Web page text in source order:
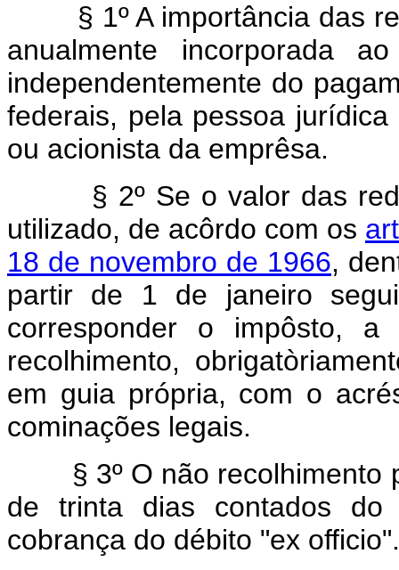
§ 1º A importância das
anualmente incorporada
independentemente do
federais, pela pessoa
ou acionista da emprêsa.
§ 2º Se o valor das
utilizado, de acôrdo com os
18 de novembro de 1966,
partir de 1 de janeiro
corresponder o impôsto,
recolhimento,
em guia própria, com o
cominações legais.
§ 3º O não recolhimento
de trinta dias contados do
cobrança do débito "ex officio".